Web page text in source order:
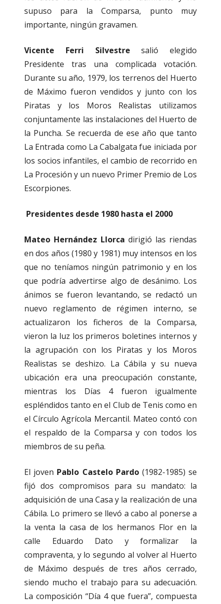
supuso para la Comparsa, punto muy
importante, ningún gravamen.
Vicente Ferri Silvestre salió elegido
Presidente tras una complicada votación.
Durante su año, 1979, los terrenos del Huerto
de Máximo fueron vendidos y junto con los
Piratas y los Moros Realistas utilizamos
conjuntamente las instalaciones del Huerto de
la Puncha. Se recuerda de ese año que tanto
La Entrada como La Cabalgata fue iniciada por
los socios infantiles, el cambio de recorrido en
La Procesión y un nuevo Primer Premio de Los
Escorpiones.
Presidentes desde 1980 hasta el 2000
Mateo Hernández Llorca dirigió las riendas
en dos años (1980 y 1981) muy intensos en los
que no teníamos ningún patrimonio y en los
que podría advertirse algo de desánimo. Los
ánimos se fueron levantando, se redactó un
nuevo reglamento de régimen interno, se
actualizaron los ficheros de la Comparsa,
vieron la luz los primeros boletines internos y
la agrupación con los Piratas y los Moros
Realistas se deshizo. La Cábila y su nueva
ubicación era una preocupación constante,
mientras los Días 4 fueron igualmente
espléndidos tanto en el Club de Tenis como en
el Círculo Agrícola Mercantil. Mateo contó con
el respaldo de la Comparsa y con todos los
miembros de su peña.
El joven Pablo Castelo Pardo(1982-1985) se
fijó dos compromisos para su mandato: la
adquisición de una Casa y la realización de una
Cábila. Lo primero se llevó a cabo al ponerse a
la venta la casa de los hermanos Flor en la
calle Eduardo Dato y formalizar la
compraventa, y lo segundo al volver al Huerto
de Máximo después de tres años cerrado,
siendo mucho el trabajo para su adecuación.
La composición “Día 4 que fuera”, compuesta